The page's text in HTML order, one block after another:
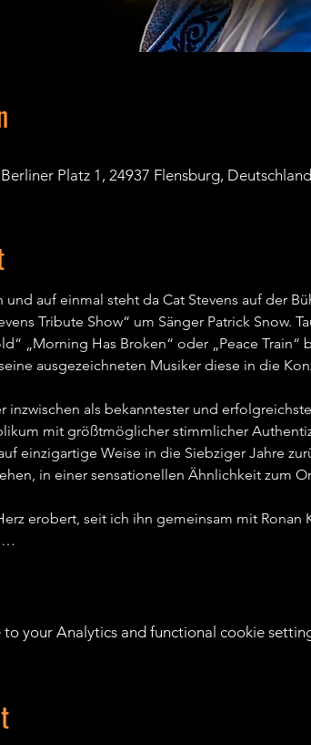
Platz 1, 24937 Flensburg, Deutschland
und auf einmal steht da Cat Stevens auf der
Tribute Show“ um Sänger Patrick Snow.
„Morning Has Broken“ oder „Peace
ausgezeichneten Musiker diese in die
inzwischen als bekanntester und
mit größtmöglicher stimmlicher
einzigartige Weise in die Siebziger Jahre
in einer sensationellen Ähnlichkeit zum
erobert, seit ich ihn gemeinsam mit
your Analytics and functional cookie